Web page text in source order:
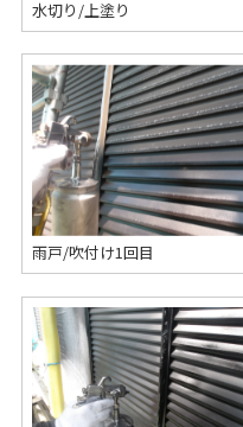
水切り/上塗り
雨戸/吹付け1回目